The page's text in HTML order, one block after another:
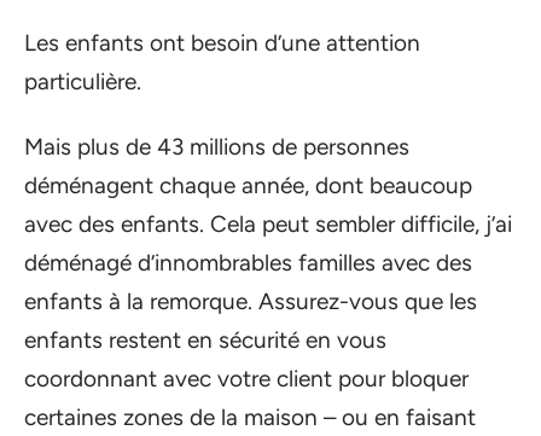
Les enfants ont besoin d’une attention
particulière.
Mais plus de 43 millions de personnes
déménagent chaque année, dont beaucoup
avec des enfants. Cela peut sembler difficile, j’ai
déménagé d’innombrables familles avec des
enfants à la remorque. Assurez-vous que les
enfants restent en sécurité en vous
coordonnant avec votre client pour bloquer
certaines zones de la maison – ou en faisant